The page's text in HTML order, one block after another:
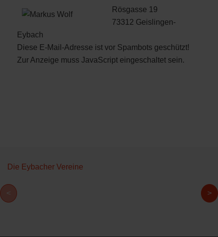
Rösgasse 19
73312 Geislingen-
Eybach
Diese E-Mail-Adresse ist vor Spambots geschützt!
Zur Anzeige muss JavaScript eingeschaltet sein.
Die Eybacher Vereine
< >